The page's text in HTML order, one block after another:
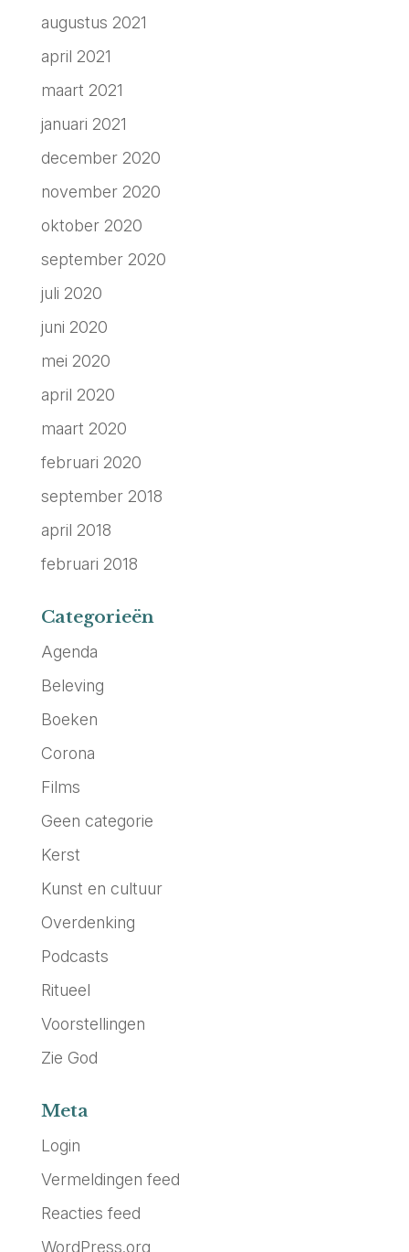
augustus 2021
april 2021
maart 2021
januari 2021
december 2020
november 2020
oktober 2020
september 2020
juli 2020
juni 2020
mei 2020
april 2020
maart 2020
februari 2020
september 2018
april 2018
februari 2018
Categorieën
Agenda
Beleving
Boeken
Corona
Films
Geen categorie
Kerst
Kunst en cultuur
Overdenking
Podcasts
Ritueel
Voorstellingen
Zie God
Meta
Login
Vermeldingen feed
Reacties feed
WordPress.org